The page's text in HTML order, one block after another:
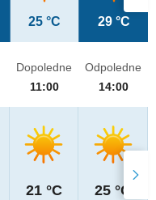
25 °C 29 °C
Dopoledne
11:00
21 °C
Odpoledne
14:00
25 °C